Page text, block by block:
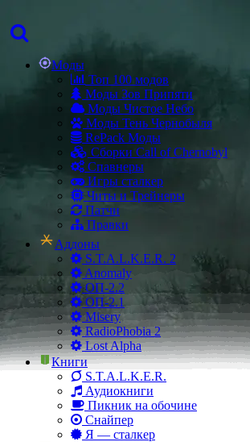
Моды
Топ 100 модов
Моды Зов Припяти
Моды Чистое Небо
Моды Тень Чернобыля
RePack Моды
Сборки Call of Chernobyl
Спавнеры
Игры сталкер
Читы и Трейнеры
Патчи
Правки
Аддоны
S.T.A.L.K.E.R. 2
Anomaly
ОП-2.2
ОП-2.1
Misery
RadioPhobia 2
Lost Alpha
Книги
S.T.A.L.K.E.R.
Аудиокниги
Пикник на обочине
Снайпер
Я — сталкер